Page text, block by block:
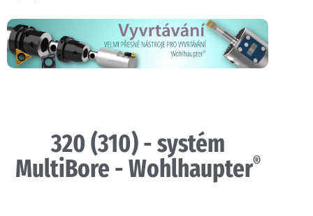
320 (310) - systém
MultiBore - Wohlhaupter®